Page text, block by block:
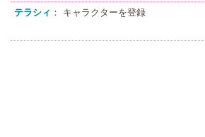
テラシィ ： キャラクターを登録